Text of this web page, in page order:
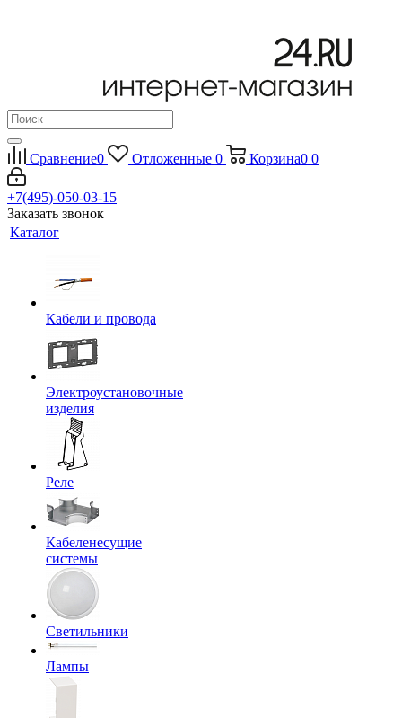
Сравнение0 Отложенные 0 Корзина0 0
+7(495)-050-03-15
Заказать звонок
Каталог
Кабели и провода
Электроустановочные
изделия
Реле
Кабеленесущие
системы
Светильники
Лампы